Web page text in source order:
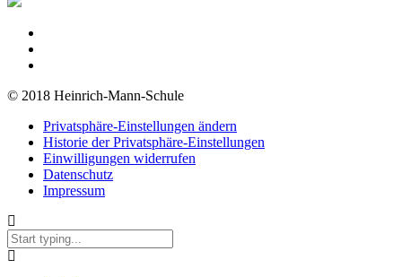
© 2018 Heinrich-Mann-Schule
Privatsphäre-Einstellungen ändern
Historie der Privatsphäre-Einstellungen
Einwilligungen widerrufen
Datenschutz
Impressum